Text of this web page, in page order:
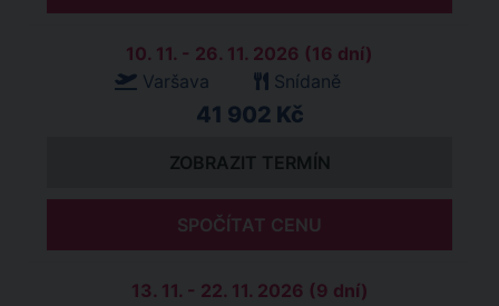
10. 11. - 26. 11. 2026 (16 dní)
Varšava
Snídaně
41 902 Kč
ZOBRAZIT TERMÍN
SPOČÍTAT CENU
13. 11. - 22. 11. 2026 (9 dní)